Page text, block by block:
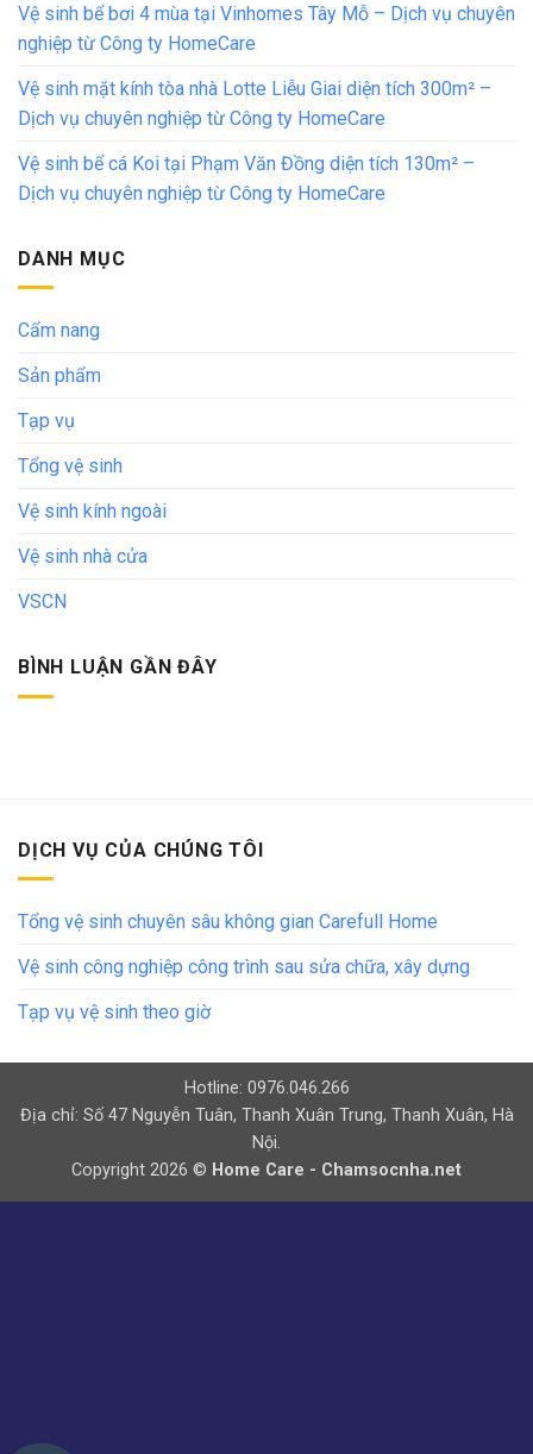
Vệ sinh bể bơi 4 mùa tại Vinhomes Tây Mỗ – Dịch vụ chuyên
nghiệp từ Công ty HomeCare
Vệ sinh mặt kính tòa nhà Lotte Liễu Giai diện tích 300m² –
Dịch vụ chuyên nghiệp từ Công ty HomeCare
Vệ sinh bể cá Koi tại Phạm Văn Đồng diện tích 130m² –
Dịch vụ chuyên nghiệp từ Công ty HomeCare
DANH MỤC
Cẩm nang
Sản phẩm
Tạp vụ
Tổng vệ sinh
Vệ sinh kính ngoài
Vệ sinh nhà cửa
VSCN
BÌNH LUẬN GẦN ĐÂY
DỊCH VỤ CỦA CHÚNG TÔI
Tổng vệ sinh chuyên sâu không gian Carefull Home
Vệ sinh công nghiệp công trình sau sửa chữa, xây dựng
Tạp vụ vệ sinh theo giờ
Hotline: 0976.046.266
Địa chỉ: Số 47 Nguyễn Tuân, Thanh Xuân Trung, Thanh Xuân, Hà
Nội.
Copyright 2026 © Home Care - Chamsocnha.net